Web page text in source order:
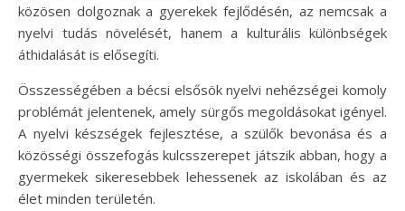
közösen dolgoznak a gyerekek fejlődésén, az nemcsak a
nyelvi tudás növelését, hanem a kulturális különbségek
áthidalását is elősegíti.
Összességében a bécsi elsősök nyelvi nehézségei komoly
problémát jelentenek, amely sürgős megoldásokat igényel.
A nyelvi készségek fejlesztése, a szülők bevonása és a
közösségi összefogás kulcsszerepet játszik abban, hogy a
gyermekek sikeresebbek lehessenek az iskolában és az
élet minden területén.